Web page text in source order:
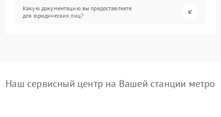
Какую документацию вы предоставляете
для юридических лиц?
Наш сервисный центр на Вашей станции метро